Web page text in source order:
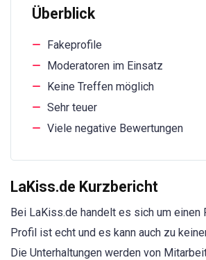
Überblick
Fakeprofile
Moderatoren im Einsatz
Keine Treffen möglich
Sehr teuer
Viele negative Bewertungen
LaKiss.de Kurzbericht
Bei LaKiss.de handelt es sich um einen
Profil ist echt und es kann auch zu
Die Unterhaltungen werden von